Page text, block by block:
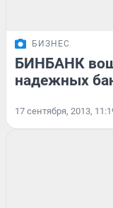
БИЗНЕС
БИНБАНК
надежных
17 сентября, 2013,